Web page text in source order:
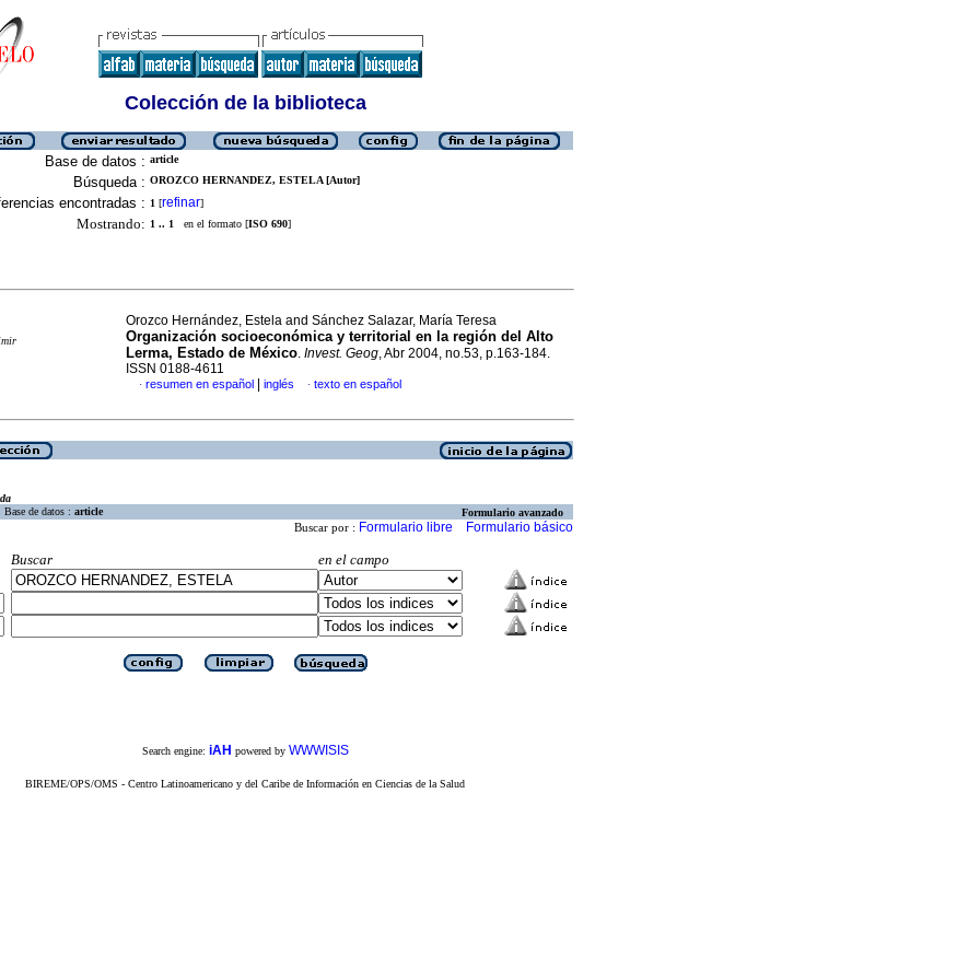
Colección de la biblioteca
Base de datos : article
Búsqueda : OROZCO HERNANDEZ, ESTELA [Autor]
encontradas : 1 [refinar]
Mostrando: 1 .. 1 en el formato [ISO 690]
Orozco Hernández, Estela and Sánchez Salazar, María Teresa
Organización socioeconómica y territorial en la región del Alto
Lerma, Estado de México. Invest. Geog, Abr 2004, no.53, p.163-184.
ISSN 0188-4611
· resumen en español inglés · texto en español
Base de datos : article Formulario avanzado
Buscar por : Formulario libre Formulario básico
Buscar
en el campo
Search engine: iAH powered by WWWISIS
BIREME/OPS/OMS - Centro Latinoamericano y del Caribe de Información en Ciencias de la Salud